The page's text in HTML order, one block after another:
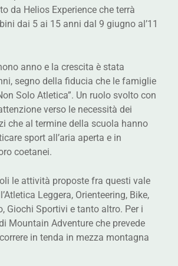
da Helios Experience che terrà
dai 5 ai 15 anni dal 9 giugno al’11
anno e la crescita è stata
segno della fiducia che le famiglie
Solo Atletica”. Un ruolo svolto con
verso le necessità dei
che al termine della scuola hanno
sport all’aria aperta e in
coetanei.
le attività proposte fra questi vale
Leggera, Orienteering, Bike,
Giochi Sportivi e tanto altro. Per i
Mountain Adventure che prevede
in tenda in mezza montagna